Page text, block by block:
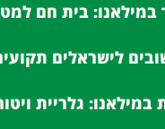
בית חם
לישראלים
במילאנו: גלריית